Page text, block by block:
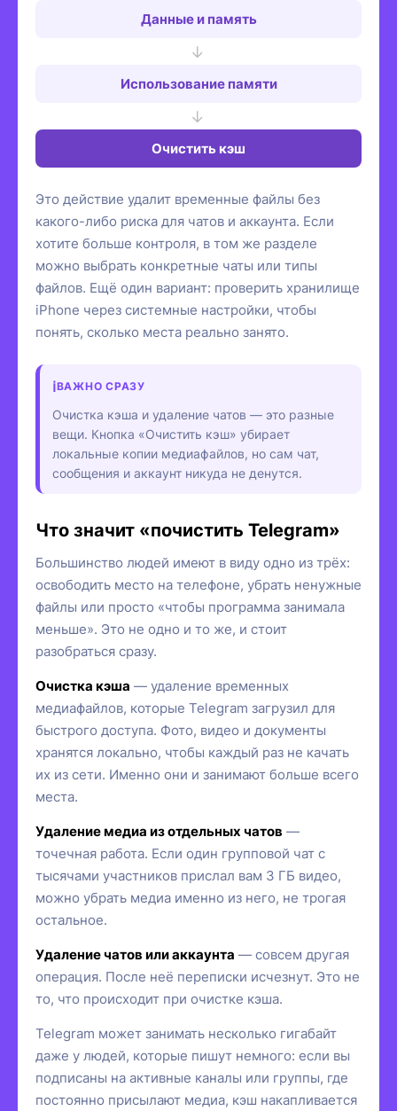
Данные и память
→
Использование памяти
→
Очистить кэш
Это действие удалит временные файлы без
какого-либо риска для чатов и аккаунта. Если
хотите больше контроля, в том же разделе
можно выбрать конкретные чаты или типы
файлов. Ещё один вариант: проверить хранилище
iPhone через системные настройки, чтобы
понять, сколько места реально занято.
ВАЖНО СРАЗУ
Очистка кэша и удаление чатов — это разные
вещи. Кнопка «Очистить кэш» убирает
локальные копии медиафайлов, но сам чат,
сообщения и аккаунт никуда не денутся.
Что значит «почистить Telegram»
Большинство людей имеют в виду одно из трёх:
освободить место на телефоне, убрать ненужные
файлы или просто «чтобы программа занимала
меньше». Это не одно и то же, и стоит
разобраться сразу.
Очистка кэша — удаление временных
медиафайлов, которые Telegram загрузил для
быстрого доступа. Фото, видео и документы
хранятся локально, чтобы каждый раз не качать
их из сети. Именно они и занимают больше всего
места.
Удаление медиа из отдельных чатов —
точечная работа. Если один групповой чат с
тысячами участников прислал вам 3 ГБ видео,
можно убрать медиа именно из него, не трогая
остальное.
Удаление чатов или аккаунта — совсем другая
операция. После неё переписки исчезнут. Это не
то, что происходит при очистке кэша.
Telegram может занимать несколько гигабайт
даже у людей, которые пишут немного: если вы
подписаны на активные каналы или группы, где
постоянно присылают медиа, кэш накапливается